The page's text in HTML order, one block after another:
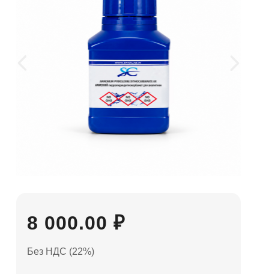
8 000.00 ₽
Без НДС (22%)